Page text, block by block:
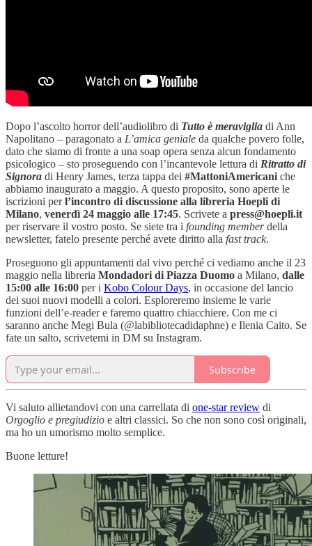
Dopo l’ascolto horror dell’audiolibro di Tutto è meraviglia di Ann
Napolitano – paragonato a L’amica geniale da qualche povero folle,
dato che siamo di fronte a una soap opera senza alcun fondamento
psicologico – sto proseguendo con l’incantevole lettura di Ritratto di
Signora di Henry James, terza tappa dei #MattoniAmericani che
abbiamo inaugurato a maggio. A questo proposito, sono aperte le
iscrizioni perl’incontro di discussione alla libreria Hoepli di
Milano, venerdì 24 maggio alle 17:45. Scrivete a press@hoepli.it
per riservare il vostro posto. Se siete tra i founding memberdella
newsletter, fatelo presente perché avete diritto alla fast track.
Proseguono gli appuntamenti dal vivo perché ci vediamo anche il 23
maggio nella libreria Mondadori di Piazza Duomo a Milano, dalle
15:00 alle 16:00 per i Kobo Colour Days, in occasione del lancio
dei suoi nuovi modelli a colori. Esploreremo insieme le varie
funzioni dell’e-reader e faremo quattro chiacchiere. Con me ci
saranno anche Megi Bula (@labibliotecadidaphne) e Ilenia Caito. Se
fate un salto, scrivetemi in DM su Instagram.
Subscribe
Vi saluto allietandovi con una carrellata di one-star review di
Orgoglio e pregiudizio e altri classici. So che non sono così originali,
ma ho un umorismo molto semplice.
Buone letture!